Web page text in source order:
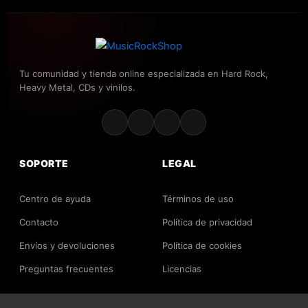
Darren Wharton– Voz y teclados
– Guitarra
Nigel Clutterbuck– Bajo
🏆 LEGADO
Dare no es una banda de grandes estadios ni listas de
éxitos masivos, pero su música ha tocado
Tu comunidad y tienda online especializada en Hard Rock,
Heavy Metal, CDs y vinilos.
SOPORTE
Centro de ayuda
Contacto
Envíos y devoluciones
Preguntas frecuentes
LEGAL
Términos de uso
Política de privacidad
Política de cookies
Licencias